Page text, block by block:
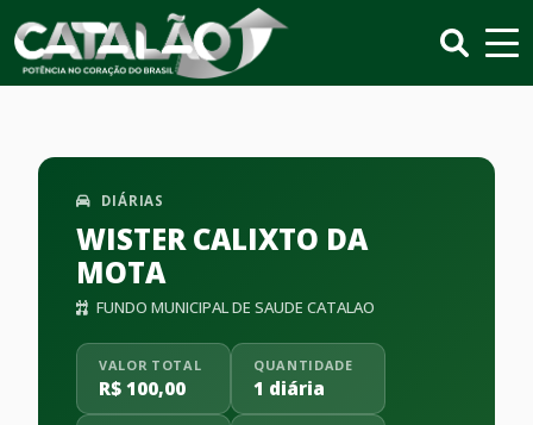
DIÁRIAS
WISTER CALIXTO DA
MOTA
FUNDO MUNICIPAL DE SAUDE CATALAO
VALOR TOTAL
R$ 100,00
QUANTIDADE
1 diária